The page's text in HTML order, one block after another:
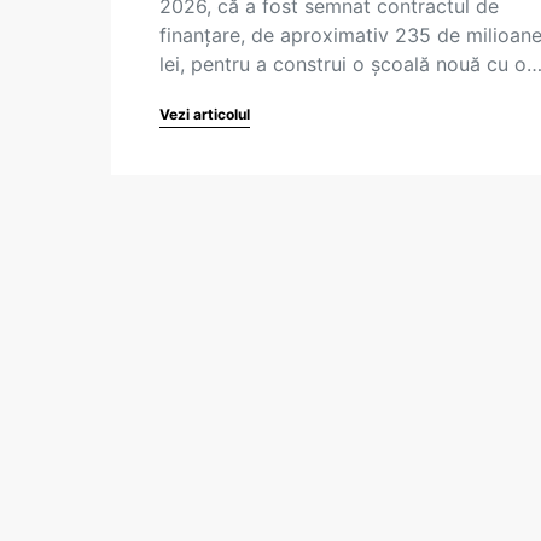
2026, că a fost semnat contractul de
finanţare, de aproximativ 235 de
lei, pentru a construi o şcoală nouă cu o…
Vezi articolul